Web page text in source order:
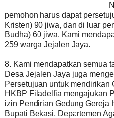
pemohon harus dapat
Kristen) 90 jiwa, dan di luar
Budha) 60 jiwa. Kami
259 warga Jejalen Jaya.
8. Kami mendapatkan semua
Desa Jejalen Jaya juga
Persetujuan untuk mendirikan
HKBP Filadelfia mengajukan
izin Pendirian Gedung Gereja
Bupati Bekasi, Departemen